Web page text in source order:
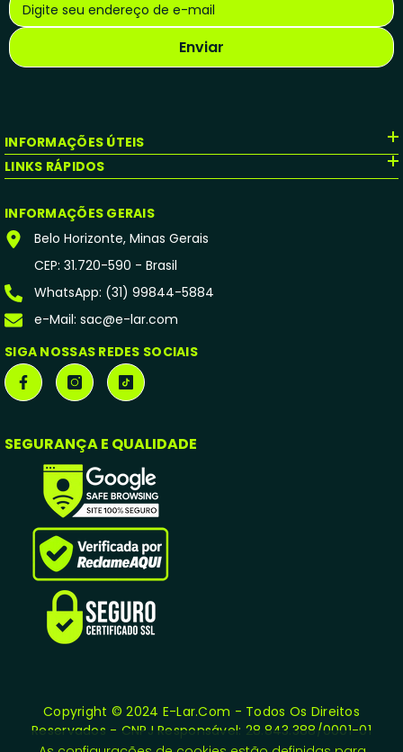
Digite seu endereço de e-mail
Enviar
INFORMAÇÕES ÚTEIS
LINKS RÁPIDOS
INFORMAÇÕES GERAIS
Belo Horizonte, Minas Gerais
CEP: 31.720-590 - Brasil
WhatsApp: (31) 99844-5884
e-Mail: sac@e-lar.com
SIGA NOSSAS REDES SOCIAIS
SEGURANÇA E QUALIDADE
Copyright © 2024 E-Lar.com - Todos Os Direitos
Reservados - CNPJ Responsável: 28.843.388/0001-01